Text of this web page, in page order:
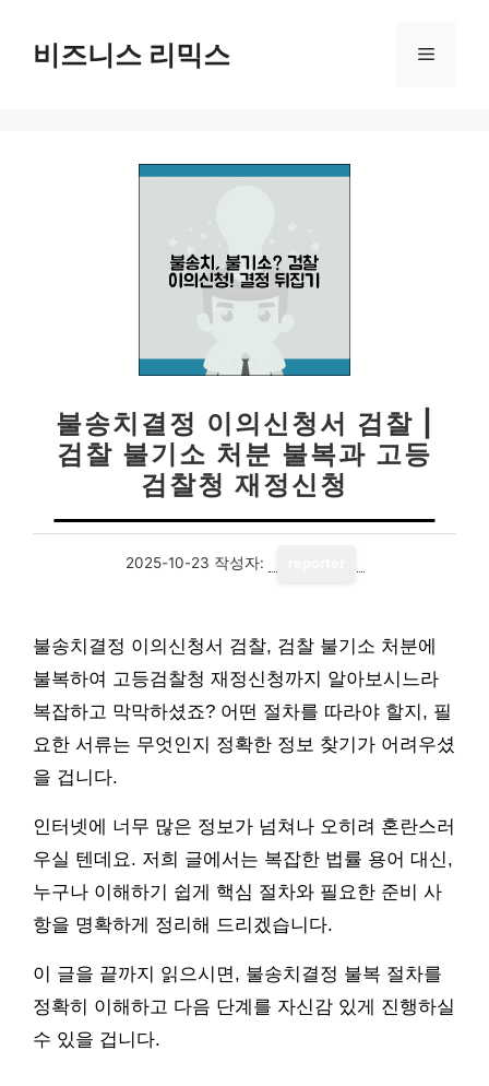
비즈니스 리믹스 메
불송치결정 이의신청서 검찰 |
검찰 불기소 처분 불복과 고등
검찰청 재정신청
2025-10-23 작성자:
불송치결정 이의신청서 검찰, 검찰 불기소 처분에
불복하여 고등검찰청 재정신청까지 알아보시느라
복잡하고 막막하셨죠? 어떤 절차를 따라야 할지, 필
요한 서류는 무엇인지 정확한 정보 찾기가 어려우셨
을 겁니다.
인터넷에 너무 많은 정보가 넘쳐나 오히려 혼란스러
우실 텐데요. 저희 글에서는 복잡한 법률 용어 대신,
누구나 이해하기 쉽게 핵심 절차와 필요한 준비 사
항을 명확하게 정리해 드리겠습니다.
이 글을 끝까지 읽으시면, 불송치결정 불복 절차를
정확히 이해하고 다음 단계를 자신감 있게 진행하실
수 있을 겁니다.